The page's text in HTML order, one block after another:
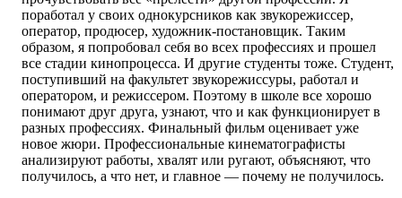
поработал у своих однокурсников как звукорежиссер,
оператор, продюсер, художник-постановщик. Таким
образом, я попробовал себя во всех профессиях и прошел
все стадии кинопроцесса. И другие студенты тоже. Студент,
поступивший на факультет звукорежиссуры, работал и
оператором, и режиссером. Поэтому в школе все хорошо
понимают друг друга, узнают, что и как функционирует в
разных профессиях. Финальный фильм оценивает уже
новое жюри. Профессиональные кинематографисты
анализируют работы, хвалят или ругают, объясняют, что
получилось, а что нет, и главное — почему не получилось.